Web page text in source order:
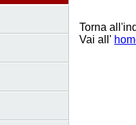
Torna
Vai all'